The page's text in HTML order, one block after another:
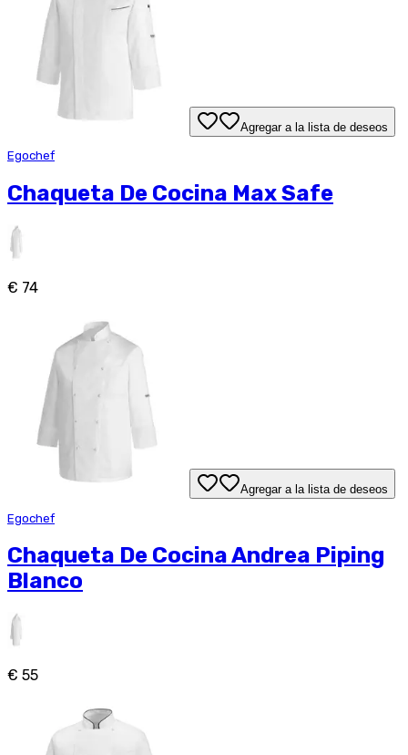
Agregar a la lista de deseos
Egochef
Chaqueta De Cocina Max Safe
€ 74
Agregar a la lista de deseos
Egochef
Chaqueta De Cocina Andrea Piping
Blanco
€ 55